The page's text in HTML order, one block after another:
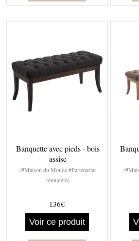
Banquette avec pieds - bois
assise
(#Maison du Monde #Partenariat
rémunéré)
136€
Voir ce produit